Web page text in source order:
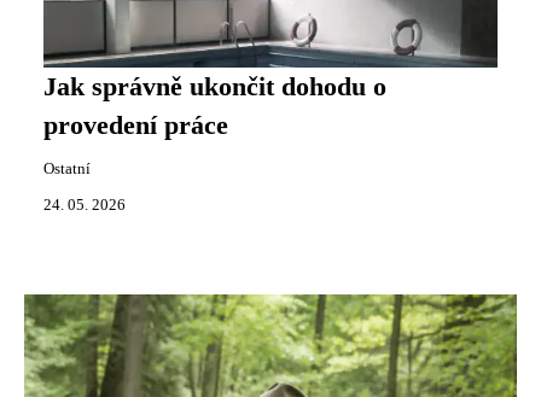
Jak správně ukončit dohodu o
provedení práce
Ostatní
24. 05. 2026